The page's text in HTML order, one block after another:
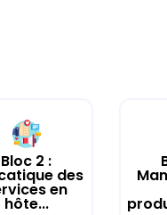
Bloc 2 :
des
en
hôte...